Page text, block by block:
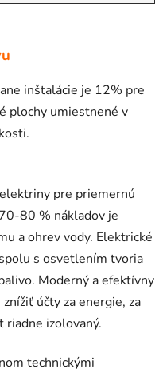
inštalácie je 12% pre
plochy umiestnené v
pre priemernú
80 % nákladov je
a ohrev vody. Elektrické
s osvetlením tvoria
Moderný a efektívny
účty za energie, za
riadne izolovaný.
technickými